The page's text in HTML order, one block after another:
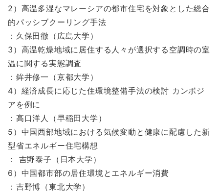
2）高温多湿なマレーシアの都市住宅を対象とした総合
的パッシブクーリング手法
：久保田徹（広島大学）
3）高温乾燥地域に居住する人々が選択する空調時の室
温に関する実態調査
：鉾井修一（京都大学）
4）経済成長に応じた住環境整備手法の検討 カンボジ
アを例に
：高口洋人（早稲田大学）
5）中国西部地域における気候変動と健康に配慮した新
型省エネルギー住宅構想
： 吉野泰子（日本大学）
6）中国都市部の居住環境とエネルギー消費
：吉野博（東北大学）